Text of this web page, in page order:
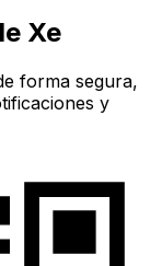
Xe
forma segura,
y